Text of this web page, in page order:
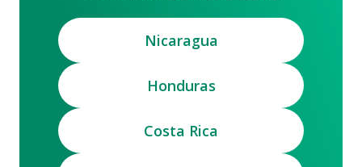
Nicaragua
Honduras
Costa Rica